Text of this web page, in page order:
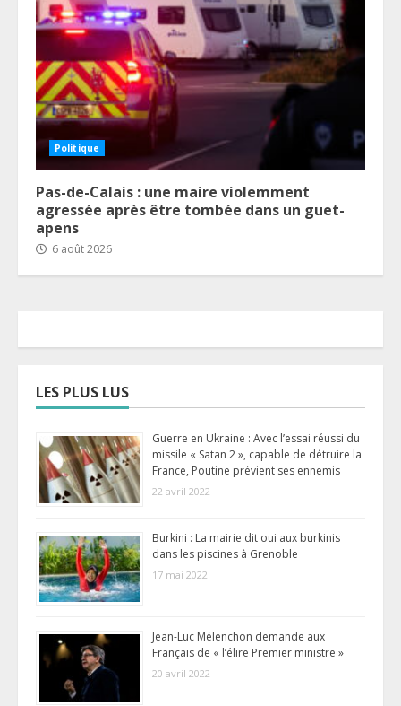
Politique
Pas-de-Calais : une maire violemment
agressée après être tombée dans un guet-
apens
6 août 2026
LES PLUS LUS
Guerre en Ukraine : Avec l’essai réussi du
missile « Satan 2 », capable de détruire la
France, Poutine prévient ses ennemis
22 avril 2022
Burkini : La mairie dit oui aux burkinis
dans les piscines à Grenoble
17 mai 2022
Jean-Luc Mélenchon demande aux
Français de « l’élire Premier ministre »
20 avril 2022